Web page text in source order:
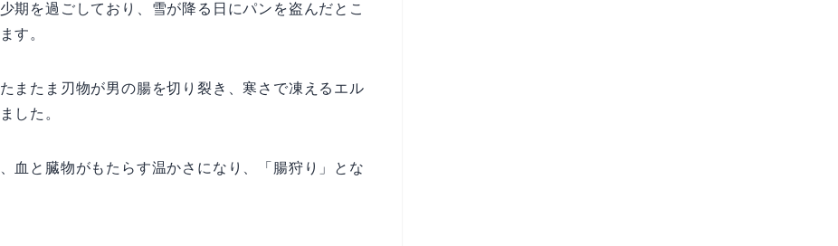
期を過ごしており、雪が降る日にパンを盗んだとこ
す。
またま刃物が男の腸を切り裂き、寒さで凍えるエル
した。
血と臓物がもたらす温かさになり、「腸狩り」とな